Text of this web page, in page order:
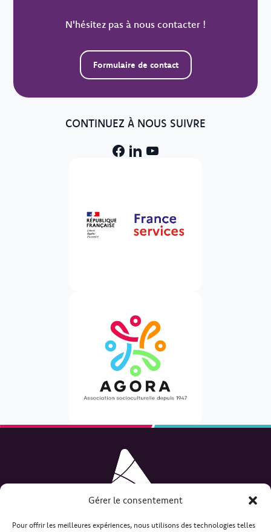
Gérer le consentement
Pour offrir les meilleures expériences, nous utilisons des technologies telles
N'hésitez pas à nous contacter !
Formulaire de contact
CONTINUEZ À NOUS SUIVRE